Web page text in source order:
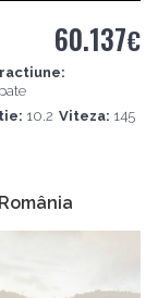
10.2 Viteza: 145
60.137€